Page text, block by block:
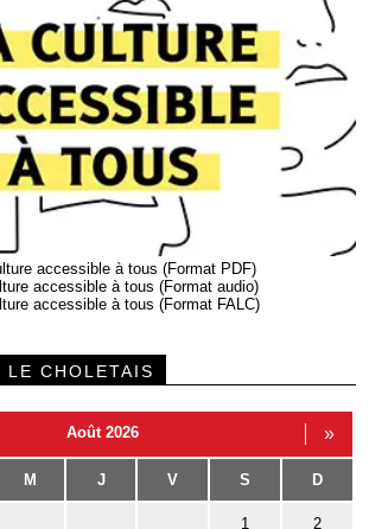
accessible à tous (Format PDF)
accessible à tous (Format audio)
accessible à tous (Format FALC)
LE CHOLETAIS
Août 2026 »
M J V S D
1 2